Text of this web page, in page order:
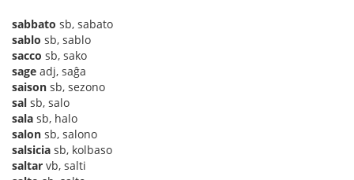
sabbato sb, sabato
sablo sb, sablo
sacco sb, sako
sage adj, saĝa
saison sb, sezono
sal sb, salo
sala sb, halo
salon sb, salono
salsicia sb, kolbaso
saltar vb, salti